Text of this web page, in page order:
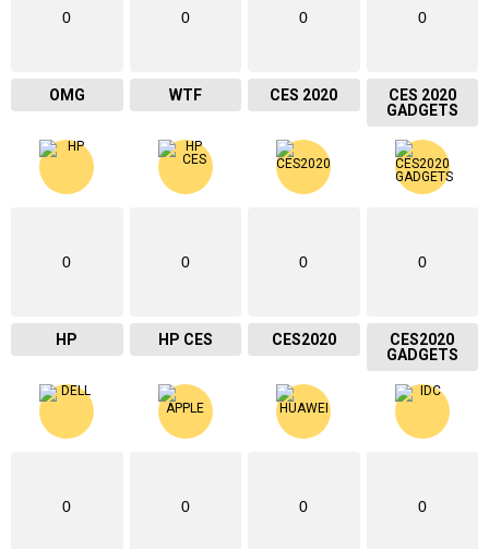
0
OMG
0
WTF
0
CES 2020
0
CES 2020
GADGETS
0
HP
0
HP CES
0
CES2020
0
CES2020
GADGETS
0 0 0 0